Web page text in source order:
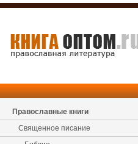
Православные книги
Священное писание